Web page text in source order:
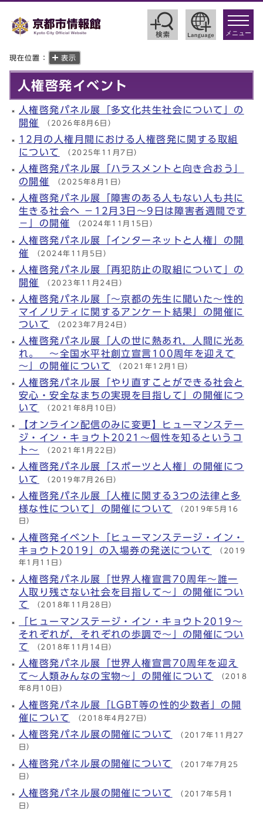
toggle
メニュー
現在位置： 表示
人権啓発イベント
人権啓発パネル展「多文化共生社会について」の
開催 （2026年8月6日）
12月の人権月間における人権啓発に関する取組
について （2025年11月7日）
人権啓発パネル展「ハラスメントと向き合おう」
の開催 （2025年8月1日）
人権啓発パネル展「障害のある人もない人も共に
生きる社会へ －12月3日～9日は障害者週間です
－」の開催
（2024年11月15日）
人権啓発パネル展「インターネットと人権」の開
催 （2024年11月5日）
人権啓発パネル展「再犯防止の取組について」の
開催 （2023年11月24日）
人権啓発パネル展「～京都の先生に聞いた～性的
マイノリティに関するアンケート結果」の開催に
ついて
（2023年7月24日）
人権啓発パネル展「人の世に熱あれ，人間に光あ
れ。 ～全国水平社創立宣言100周年を迎えて
～」の開催について
（2021年12月1日）
人権啓発パネル展「やり直すことができる社会と
安心・安全なまちの実現を目指して」の開催につ
いて
（2021年8月10日）
【オンライン配信のみに変更】ヒューマンステー
ジ・イン・キョウト2021～個性を知るというコ
ト～
（2021年1月22日）
人権啓発パネル展「スポーツと人権」の開催につ
いて （2019年7月26日）
人権啓発パネル展「人権に関する3つの法律と多
様な性について」の開催について （2019年5月16
日）
人権啓発イベント「ヒューマンステージ・イン・
キョウト2019」の入場券の発送について （2019
年1月11日）
人権啓発パネル展「世界人権宣言70周年～誰一
人取り残さない社会を目指して～」の開催につい
て
（2018年11月28日）
「ヒューマンステージ・イン・キョウト2019～
それぞれが，それぞれの歩調で～」の開催につい
て
（2018年11月14日）
人権啓発パネル展「世界人権宣言70周年を迎え
て～人類みんなの宝物～」の開催について （2018
年8月10日）
人権啓発パネル展「LGBT等の性的少数者」の開
催について （2018年4月27日）
人権啓発パネル展の開催について （2017年11月27
日）
人権啓発パネル展の開催について （2017年7月25
日）
人権啓発パネル展の開催について （2017年5月1
日）